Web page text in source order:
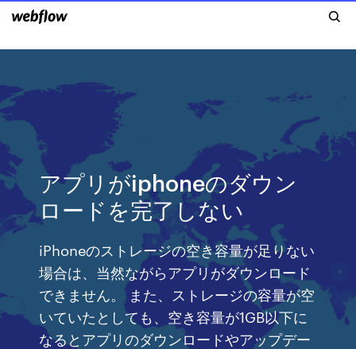
アプリがiphoneのダウン
ロードを完了しない
iPhoneのストレージの空き容量が足りない
場合は、当然ながらアプリがダウンロード
できません。 また、ストレージの容量が空
いていたとしても、空き容量が1GB以下に
なるとアプリのダウンロードやアップデー